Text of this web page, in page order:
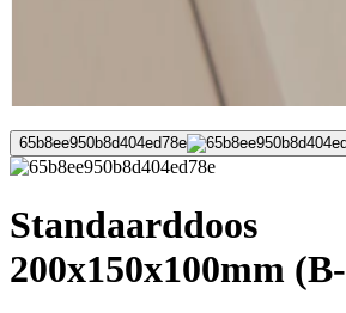
65b8ee950b8d404ed78e
Standaarddoos
200x150x100mm